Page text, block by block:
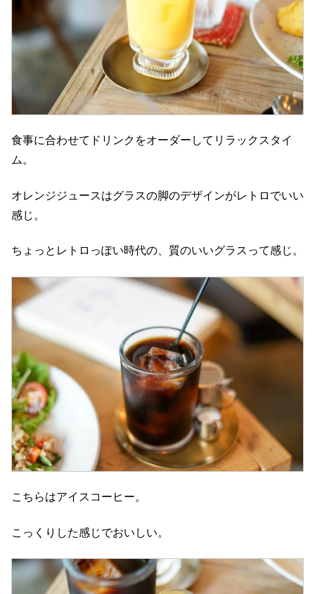
食事に合わせてドリンクをオーダーしてリラックスタイ
ム。
オレンジジュースはグラスの脚のデザインがレトロでいい
感じ。
ちょっとレトロっぽい時代の、質のいいグラスって感じ。
こちらはアイスコーヒー。
こっくりした感じでおいしい。